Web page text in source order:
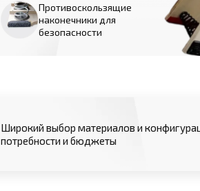
Противоскользящие
наконечники для
безопасности
Широкий выбор материалов и
потребности и бюджеты